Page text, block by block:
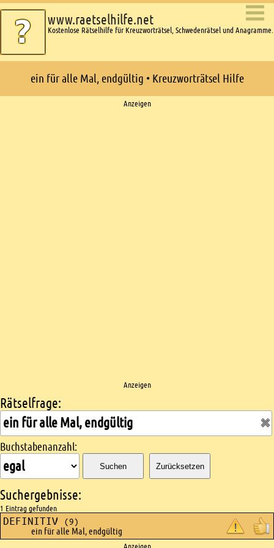
www.raetselhilfe.net
Kostenlose Rätselhilfe für Kreuzworträtsel, Schwedenrätsel und Anagramme.
ein für alle Mal, endgültig • Kreuzworträtsel Hilfe
Anzeigen
Anzeigen
Kreuzworträtsel suchen
Rätselfrage:
Buchstabenanzahl:
Suchen Zurücksetzen
Suchergebnisse:
1 Eintrag gefunden
DEFINITIV (9)
ein für alle Mal, endgültig